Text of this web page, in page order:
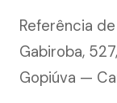
Referência
Gabiroba,
Gopiúva —